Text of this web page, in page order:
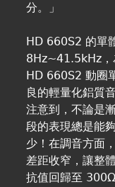
分。」
HD 660S2 的單
8Hz~41.5kHz，
HD 660S2 動圈
良的輕量化鋁質
注意到，不論是
段的表現總是能
少！在調音方面
差距收窄，讓整
抗值回歸至